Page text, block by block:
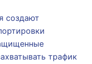
создают
трафик